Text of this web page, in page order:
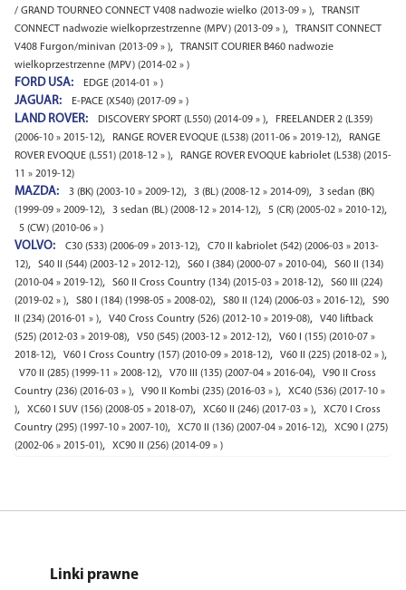
/ GRAND TOURNEO CONNECT V408 nadwozie wielko (2013-09 » ),
TRANSIT
CONNECT nadwozie wielkoprzestrzenne (MPV) (2013-09 » ),
TRANSIT CONNECT
V408 Furgon/minivan (2013-09 » ),
TRANSIT COURIER B460 nadwozie
wielkoprzestrzenne (MPV) (2014-02 » )
FORD USA: EDGE (2014-01 » )
JAGUAR: E-PACE (X540) (2017-09 » )
LAND ROVER: DISCOVERY SPORT (L550) (2014-09 » ),
FREELANDER 2 (L359)
(2006-10 » 2015-12), RANGE ROVER EVOQUE (L538) (2011-06 » 2019-12),
RANGE
ROVER EVOQUE (L551) (2018-12 » ),
RANGE ROVER EVOQUE kabriolet (L538) (2015-
11 » 2019-12)
MAZDA: 3 (BK) (2003-10 » 2009-12), 3 (BL) (2008-12 » 2014-09),
3 sedan (BK)
(1999-09 » 2009-12), 3 sedan (BL) (2008-12 » 2014-12), 5 (CR) (2005-02 » 2010-12),
5 (CW) (2010-06 » )
VOLVO: C30 (533) (2006-09 » 2013-12),
C70 II kabriolet (542) (2006-03 » 2013-
12), S40 II (544) (2003-12 » 2012-12), S60 I (384) (2000-07 » 2010-04),
S60 II (134)
(2010-04 » 2019-12), S60 II Cross Country (134) (2015-03 » 2018-12),
S60 III (224)
(2019-02 » ), S80 I (184) (1998-05 » 2008-02), S80 II (124) (2006-03 » 2016-12),
S90
II (234) (2016-01 » ), V40 Cross Country (526) (2012-10 » 2019-08),
V40 liftback
(525) (2012-03 » 2019-08), V50 (545) (2003-12 » 2012-12),
V60 I (155) (2010-07 »
2018-12), V60 I Cross Country (157) (2010-09 » 2018-12), V60 II (225) (2018-02 » ),
V70 II (285) (1999-11 » 2008-12), V70 III (135) (2007-04 » 2016-04),
V90 II Cross
Country (236) (2016-03 » ), V90 II Kombi (235) (2016-03 » ),
XC40 (536) (2017-10 »
), XC60 I SUV (156) (2008-05 » 2018-07), XC60 II (246) (2017-03 » ),
XC70 I Cross
Country (295) (1997-10 » 2007-10), XC70 II (136) (2007-04 » 2016-12),
XC90 I (275)
(2002-06 » 2015-01), XC90 II (256) (2014-09 » )
Linki prawne